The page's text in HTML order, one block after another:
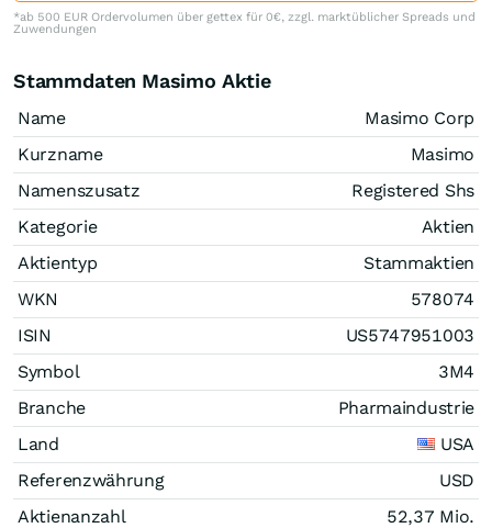
*ab 500 EUR Ordervolumen über gettex für 0€, zzgl. marktüblicher Spreads und
Zuwendungen
Stammdaten Masimo Aktie
Name
Masimo Corp
Kurzname
Masimo
Namenszusatz
Registered Shs
Kategorie
Aktien
Aktientyp
Stammaktien
WKN
578074
ISIN
US5747951003
Symbol
3M4
Branche
Pharmaindustrie
Land
USA
Referenzwährung
USD
Aktienanzahl
52,37 Mio.